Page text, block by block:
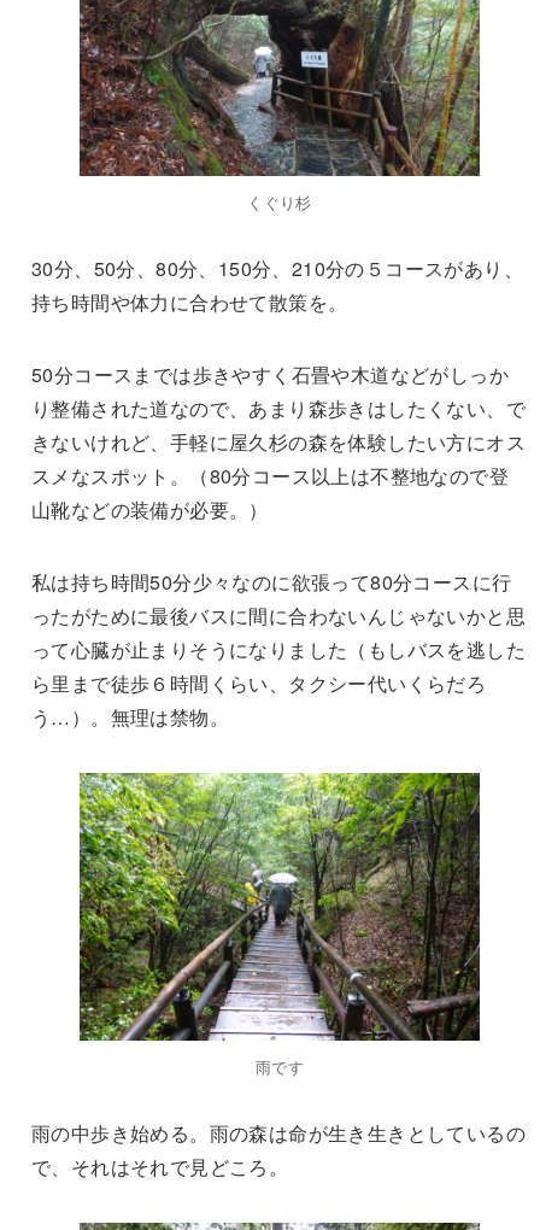
くぐり杉
30分、50分、80分、150分、210分の５コースがあり、
持ち時間や体力に合わせて散策を。
50分コースまでは歩きやすく石畳や木道などがしっか
り整備された道なので、あまり森歩きはしたくない、で
きないけれど、手軽に屋久杉の森を体験したい方にオス
スメなスポット。（80分コース以上は不整地なので登
山靴などの装備が必要。）
私は持ち時間50分少々なのに欲張って80分コースに行
ったがために最後バスに間に合わないんじゃないかと思
って心臓が止まりそうになりました（もしバスを逃した
ら里まで徒歩６時間くらい、タクシー代いくらだろ
う…）。無理は禁物。
雨です
雨の中歩き始める。雨の森は命が生き生きとしているの
で、それはそれで見どころ。